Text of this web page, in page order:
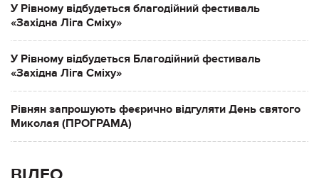
У Рівному відбудеться благодійний фестиваль
«Західна Ліга Сміху»
У Рівному відбудеться Благодійний фестиваль
«Західна Ліга Сміху»
Рівнян запрошують феєрично відгуляти День святого
Миколая (ПРОГРАМА)